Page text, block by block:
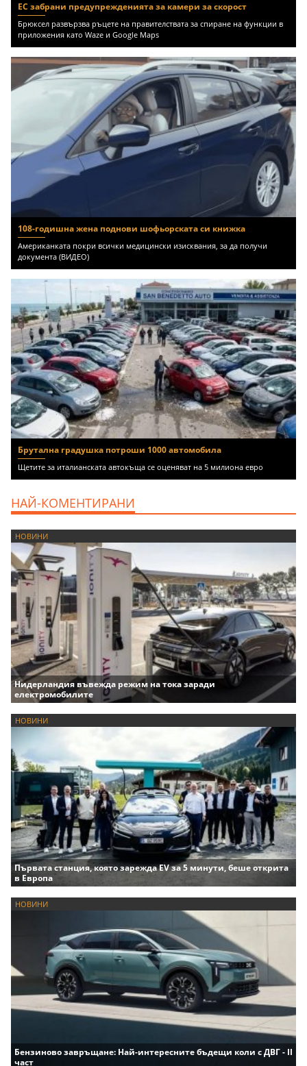
ЕС забрани предупрежденията за камери за скорост
Брюксел развързва ръцете на правителствата за спиране на функции в
приложения като Waze и Google Maps
108-годишна жена поднови шофьорската си книжка
Американката покри всички медицински изисквания, за да получи
документа (ВИДЕО)
Брутална градушка потроши 1000 автомобила
Щетите за италианската автокъща се оценяват на 5 милиона евро
НАЙ-КОМЕНТИРАНИ
НОВИНИ
Нидерландия въвежда режим на тока заради
електромобилите
НОВИНИ
Първата станция, която зарежда EV за 5 минути, беше открита
в Европа
НОВИНИ
Бензиново завръщане: Най-интересните бъдещи коли с ДВГ - II
част